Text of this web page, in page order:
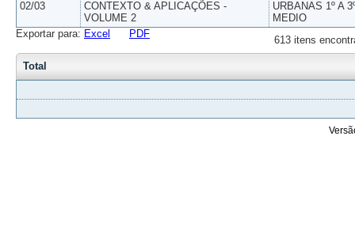
02/03
CONTEXTO & APLICAÇÕES -
VOLUME 2
URBANAS 1º A
MEDIO
613 itens
Exportar para: Excel PDF
Total